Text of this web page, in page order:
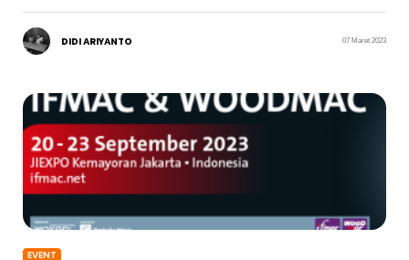
DIDI ARIYANTO 07 Maret 2023
EVENT